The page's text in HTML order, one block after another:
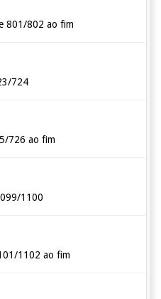
801/802 ao fim
724
726 ao fim
1100
1102 ao fim